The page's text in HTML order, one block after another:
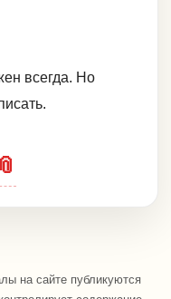
всегда. Но
📎
на сайте публикуются